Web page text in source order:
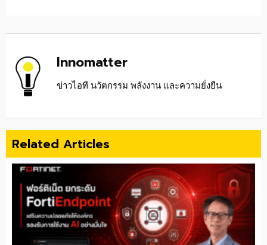
Innomatter
ข่าวไอที นวัตกรรม พลังงาน และความยั่งยืน
Related Articles